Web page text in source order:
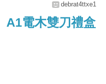
debrat4ttxe1
A1電木雙刀禮盒